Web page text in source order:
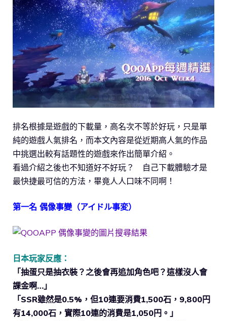
排名根據是遊戲的下載量，高名次不等於好玩，只是單
純的遊戲人氣排名，而本文內容是從近期高人氣的作品
中挑選出較有話題性的遊戲來作出簡單介紹。
看過介紹之後也不知道好不好玩？ 自己下載體驗才是
最快捷最可信的方法，畢竟人人口味不同啊！
第一名 偶像事變（アイドル事変）
日本玩家反應：
「抽蛋只是抽衣裝？之後會再追加角色吧？這樣沒人會
課金啊…」
「SSR雖然是0.5%，但10連要消費1,500石，9,800円
有14,000石，實際10連的消費是1,050円。」